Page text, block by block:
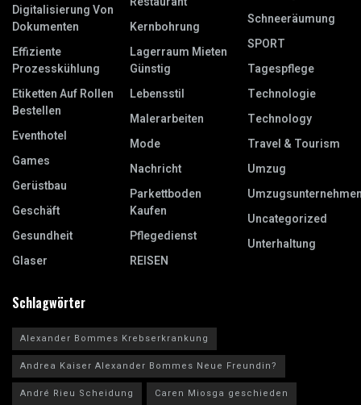
Digitalisierung Von
Dokumenten
Effiziente
Prozesskühlung
Etiketten Auf Rollen
Bestellen
Eventhotel
Games
Gerüstbau
Geschäft
Gesundheit
Glaser
Kernbohrung
Lagerraum Mieten
Günstig
Lebensstil
Malerarbeiten
Mode
Nachricht
Parkettboden
Kaufen
Pflegedienst
REISEN
Schneeräumung
SPORT
Tagespflege
Technologie
Technology
Travel & Tourism
Umzug
Uncategorized
Unterhaltung
Schlagwörter
Alexander Bommes Krebserkrankung
Andrea Kaiser Alexander Bommes Neue Freundin?
André Rieu Scheidung
Caren Miosga geschieden